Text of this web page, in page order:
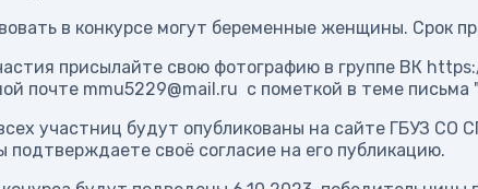
в конкурсе могут беременные женщины. Срок
присылайте свою фотографию в группе ВК
почте mmu5229@mail.ru с пометкой в теме письма
участниц будут опубликованы на сайте ГБУЗ СО
подтверждаете своё согласие на его публикацию.